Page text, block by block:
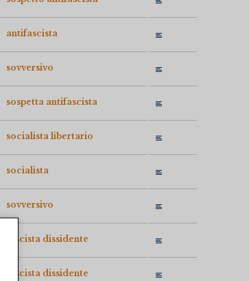
antifascista
sovversivo
sospetta antifascista
socialista libertario
socialista
sovversivo
fascista dissidente
fascista dissidente